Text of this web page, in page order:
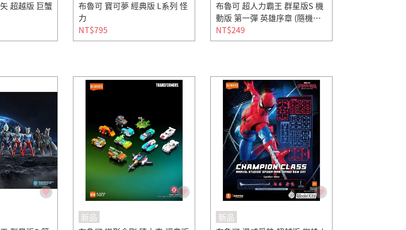
超越版 巨蟹
布魯可 寶可夢 經典版 L系列 怪
力
NT$795
布魯可 超人力霸王 群星版S 機
動版 第一彈 英雄序章 (隨機出
貨)
NT$249
新品
新品